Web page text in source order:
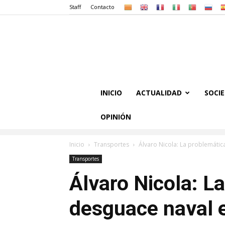
Staff Contacto
INICIO ACTUALIDAD
OPINIÓN
Inicio Transportes Álvaro Nicola: La
Transportes
Álvaro Nicola:
desguace naval